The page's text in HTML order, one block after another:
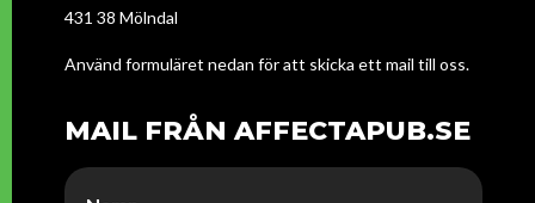
431 38 Mölndal
Använd formuläret nedan för att skicka ett mail till oss.
MAIL FRÅN AFFECTAPUB.SE